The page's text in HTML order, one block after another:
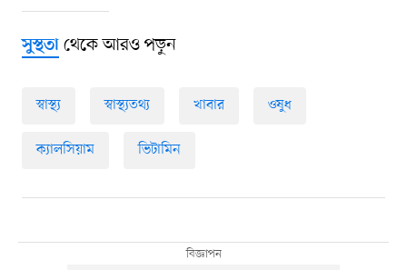
সুস্থতাথেকে আরও পড়ুন
স্বাস্থ্য স্বাস্থ্যতথ্য খাবার ওষুধ
ক্যালসিয়াম ভিটামিন